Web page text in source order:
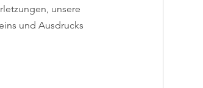
unsere
und Ausdrucks